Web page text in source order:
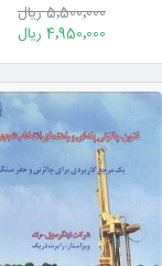
5٬500٬000 ریال
4٬950٬000 ریال